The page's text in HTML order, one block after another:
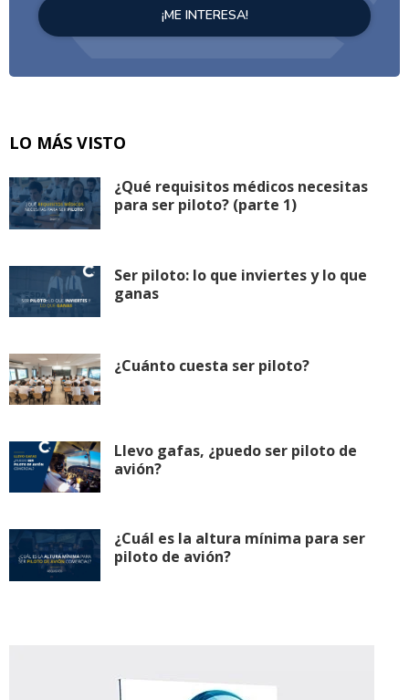
LO MÁS VISTO
¿Qué requisitos médicos necesitas
para ser piloto? (parte 1)
Ser piloto: lo que inviertes y lo que
ganas
¿Cuánto cuesta ser piloto?
Llevo gafas, ¿puedo ser piloto de
avión?
¿Cuál es la altura mínima para ser
piloto de avión?